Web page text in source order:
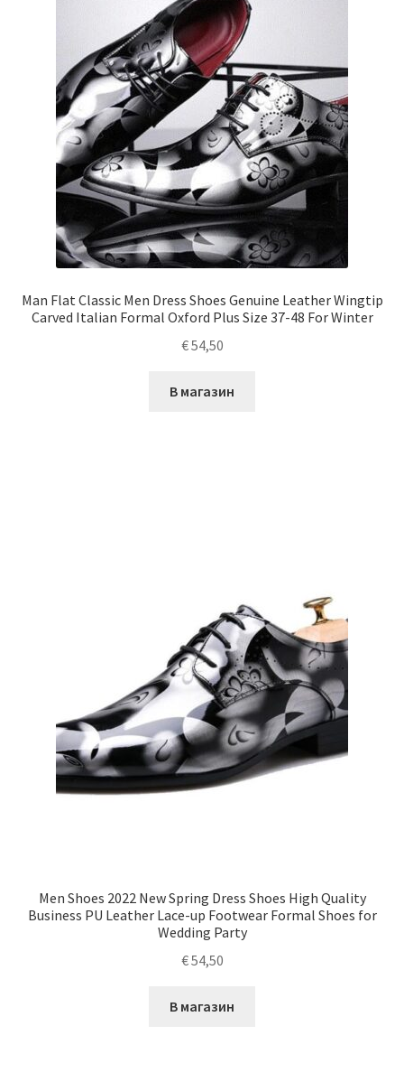
Man Flat Classic Men Dress Shoes Genuine Leather Wingtip
Carved Italian Formal Oxford Plus Size 37-48 For Winter
€54,50
В магазин
Men Shoes 2022 New Spring Dress Shoes High Quality
Business PU Leather Lace-up Footwear Formal Shoes for
Wedding Party
€54,50
В магазин